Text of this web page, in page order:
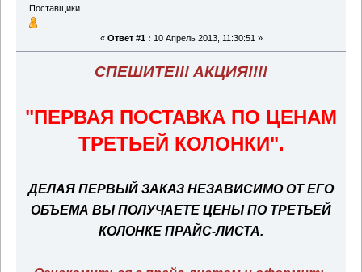
Поставщики
« Ответ #1 : 10 Апрель 2013, 11:30:51 »
СПЕШИТЕ!!! АКЦИЯ!!!!
"ПЕРВАЯ ПОСТАВКА ПО ЦЕНАМ
ТРЕТЬЕЙ КОЛОНКИ".
ДЕЛАЯ ПЕРВЫЙ ЗАКАЗ НЕЗАВИСИМО ОТ ЕГО
ОБЪЕМА ВЫ ПОЛУЧАЕТЕ ЦЕНЫ ПО ТРЕТЬЕЙ
КОЛОНКЕ ПРАЙС-ЛИСТА.